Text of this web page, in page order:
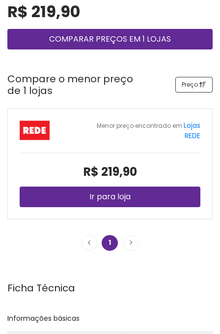
R$ 219,90
COMPARAR PREÇOS EM 1 LOJAS
Compare o menor preço
de 1 lojas
Preço
Menor preço encontrado em Lojas
REDE
R$ 219,90
Ir para loja
1
Ficha Técnica
Informações básicas